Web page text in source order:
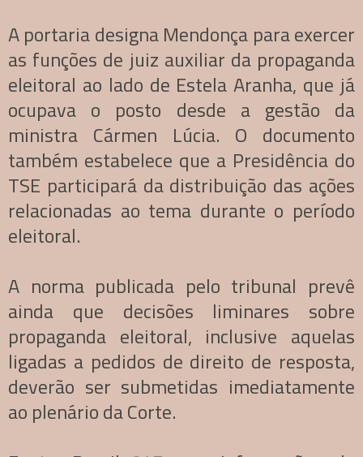
A portaria designa Mendonça para exercer
as funções de juiz auxiliar da propaganda
eleitoral ao lado de Estela Aranha, que já
ocupava o posto desde a gestão da
ministra Cármen Lúcia. O documento
também estabelece que a Presidência do
TSE participará da distribuição das ações
relacionadas ao tema durante o período
eleitoral.
A norma publicada pelo tribunal prevê
ainda que decisões liminares sobre
propaganda eleitoral, inclusive aquelas
ligadas a pedidos de direito de resposta,
deverão ser submetidas imediatamente
ao plenário da Corte.